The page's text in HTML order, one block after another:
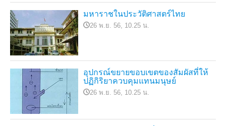
มหาราชในประวัติศาสตร์ไทย
26 พ.ย. 56, 10.25 น.
อุปกรณ์ขยายขอบเขตของสัมผัสที่ให้
ปฏิกิริยาควบคุมแทนมนุษย์
26 พ.ย. 56, 10.25 น.